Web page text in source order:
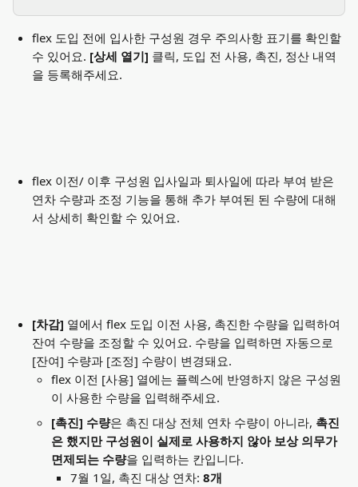
flex 도입 전에 입사한 구성원 경우 주의사항 표기를 확인할
수 있어요. [상세 열기] 클릭, 도입 전 사용, 촉진, 정산 내역
을 등록해주세요.
flex 이전/ 이후 구성원 입사일과 퇴사일에 따라 부여 받은
연차 수량과 조정 기능을 통해 추가 부여된 된 수량에 대해
서 상세히 확인할 수 있어요.
[차감] 열에서 flex 도입 이전 사용, 촉진한 수량을 입력하여
잔여 수량을 조정할 수 있어요. 수량을 입력하면 자동으로
[잔여] 수량과 [조정] 수량이 변경돼요.
flex 이전 [사용] 열에는 플렉스에 반영하지 않은 구성원
이 사용한 수량을 입력해주세요.
[촉진] 수량은 촉진 대상 전체 연차 수량이 아니라, 촉진
은 했지만 구성원이 실제로 사용하지 않아 보상 의무가
면제되는 수량을 입력하는 칸입니다.
7월 1일, 촉진 대상 연차: 8개